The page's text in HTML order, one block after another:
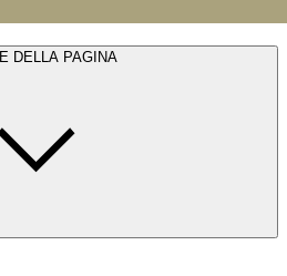
DELLA PAGINA